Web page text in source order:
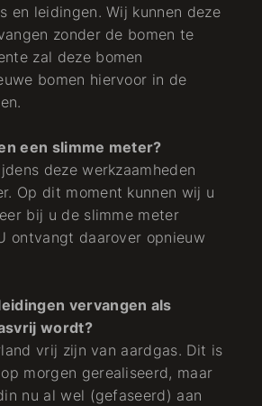
en leidingen. Wij kunnen deze
zonder de bomen te
zal deze bomen
bomen hiervoor in de
een slimme meter?
deze werkzaamheden
Op dit moment kunnen wij u
bij u de slimme meter
ontvangt daarover opnieuw
vervangen als
wordt?
vrij zijn van aardgas. Dit is
morgen gerealiseerd, maar
nu al wel (gefaseerd) aan